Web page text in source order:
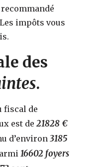
impôts vous
des
.
fiscal de
est de21828 €
d’environ 3185
16602 foyers